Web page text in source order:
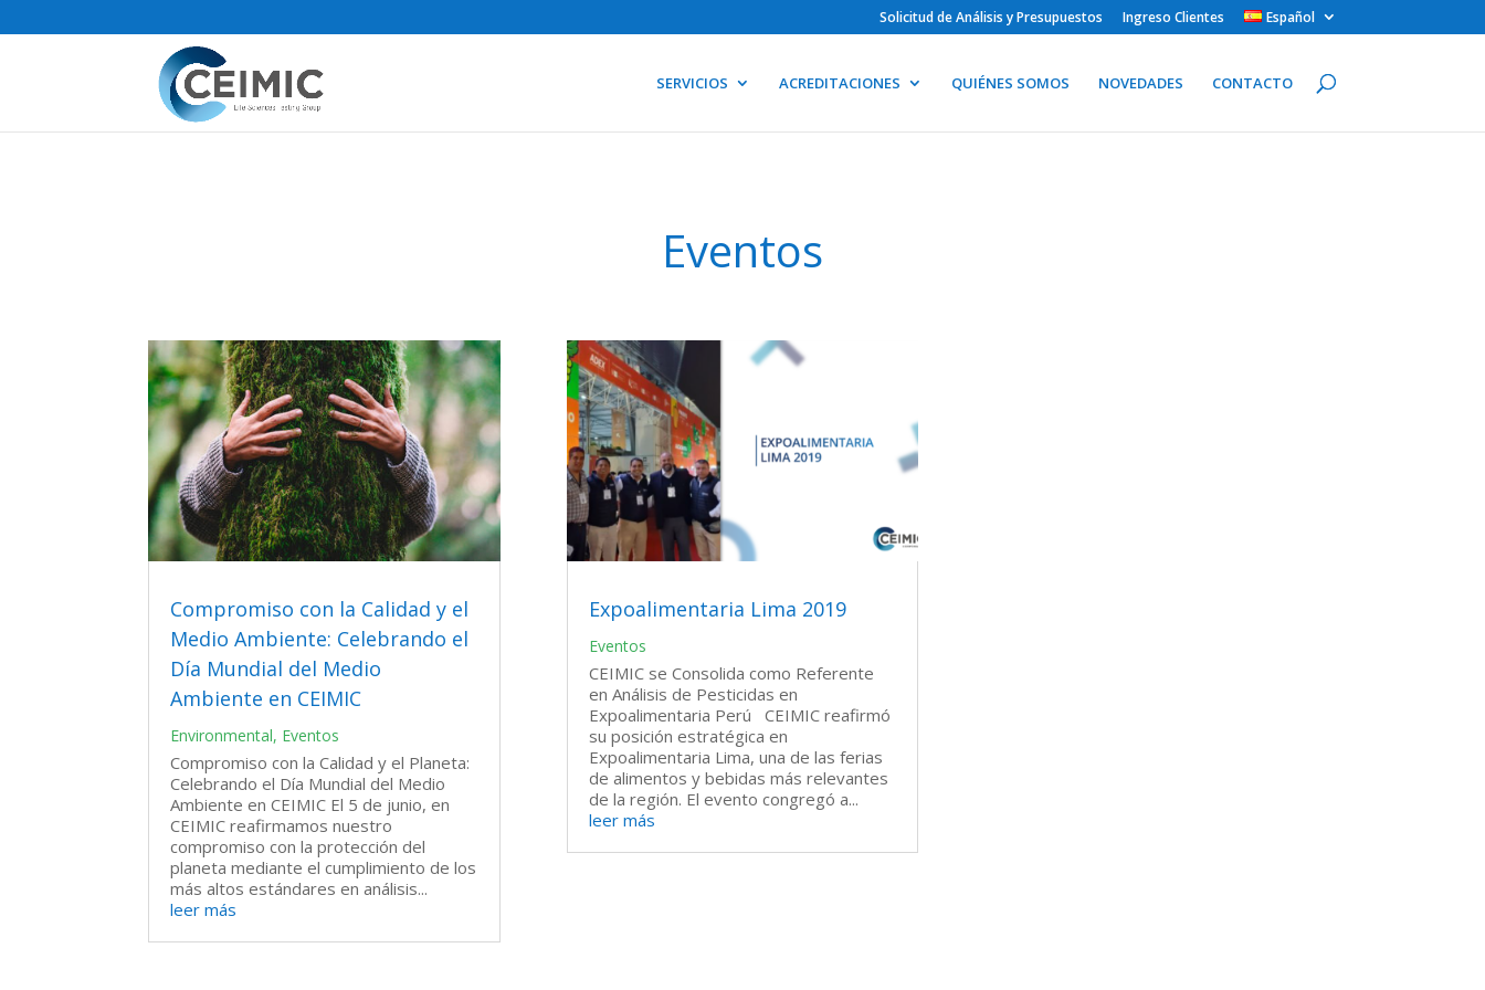
Solicitud de Análisis y Presupuestos Ingreso Clientes Español
SERVICIOS ACREDITACIONES QUIÉNES SOMOS NOVEDADES CONTACTO
Eventos
Compromiso con la Calidad y el
Medio Ambiente: Celebrando el
Día Mundial del Medio
Ambiente en CEIMIC
Environmental, Eventos
Compromiso con la Calidad y el Planeta:
Celebrando el Día Mundial del Medio
Ambiente en CEIMIC El 5 de junio, en
CEIMIC reafirmamos nuestro
compromiso con la protección del
planeta mediante el cumplimiento de los
más altos estándares en análisis...
leer más
Expoalimentaria Lima 2019
Eventos
CEIMIC se Consolida como Referente
en Análisis de Pesticidas en
Expoalimentaria Perú CEIMIC reafirmó
su posición estratégica en
Expoalimentaria Lima, una de las ferias
de alimentos y bebidas más relevantes
de la región. El evento congregó a...
leer más